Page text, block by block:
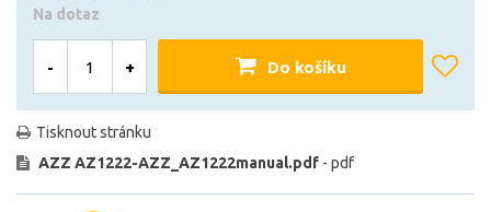
Na dotaz
- + Do košíku
Tisknout stránku
AZZ AZ1222-AZZ_AZ1222manual.pdf - pdf